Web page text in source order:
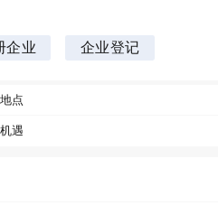
企业 企业登记
点
遇